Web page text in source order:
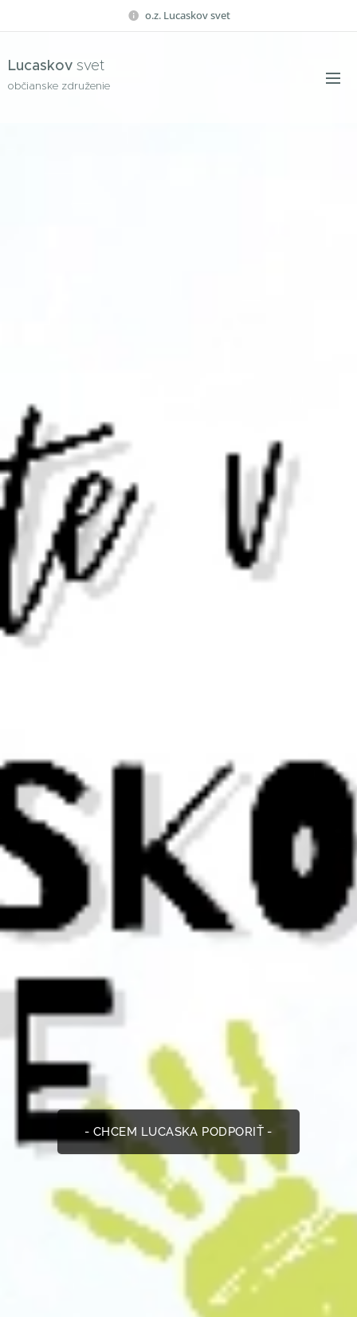
o.z. Lucaskov svet
Lucaskov svet
občianske združenie
- CHCEM LUCASKA PODPORIŤ -